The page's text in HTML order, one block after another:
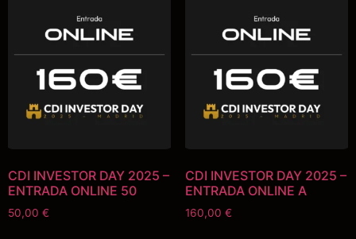
CDI INVESTOR DAY 2025 –
ENTRADA ONLINE 50
50,00 €
CDI INVESTOR DAY 2025 –
ENTRADA ONLINE A
160,00 €